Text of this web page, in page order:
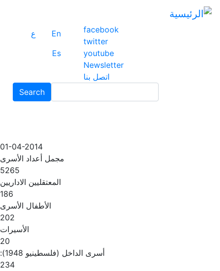
facebook
twitter
youtube
Newsletter
اتصل بنا
En
ع
Es
Search
Search
01-04-2014
مجمل أعداد الأسرى
5265
المعتقليين الاداريين
186
الأطفال الأسرى
202
الأسيرات
20
أسرى الداخل (فلسطينيو 1948):
234